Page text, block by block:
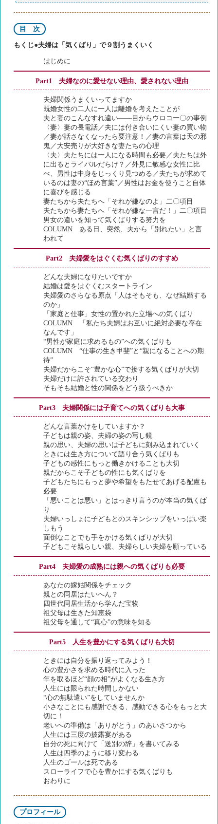
目 次
もくじ●夫婦は「気くばり」で９割うまくいく
はじめに
Part1 夫婦なのに愛せない理由、愛されない理由
夫婦関係うまくいってますか
既婚女性の二人に一人は離婚を考えたことが
夫と妻のこんなすれ違い——目からウロコ一〇の事例
〈妻〉妻の長電話／夫には付き合いにくい妻の買い物
／妻が話さなくなったら要注意！／妻の言葉は天の邪
鬼／大安売りが大好きな妻たちの心理
〈夫〉夫たちには一人になる時間も必要／夫たちは外
に出るとライバルだらけ？／外見に敏感な女性に比
べ、男性は中身をじっくり見つめる／夫たちが求めて
いるのは妻の“ほめ言葉”／男性はお金を使うこと自体
に喜びを感じる
妻たちから夫たちへ「それが嫌なのよ」二〇項目
夫たちから妻たちへ「それが嫌な一言だ！」二〇項目
男女の違いを知って気くばりする努力を
COLUMN ある日、突然、夫から「別れたい」と言
われて
Part2 夫婦愛をはぐくむ気くばりのすすめ
どんな夫婦になりたいですか
結婚は愛をはぐくむスタートライン
夫婦愛のさらなる原点「人はそもそも、なぜ結婚する
のか」
「家庭と仕事」女性の置かれた立場への気くばり
COLUMN 「私たち夫婦はお互いに絶対必要な存在
なんです」
“男性が家庭に求めるもの”への気くばりも
COLUMN “仕事の生き甲斐”と“親になることへの期
待”
夫婦だからこそ“豊かな心”で接する気くばりが大切
夫婦だけに許されている交わり
そもそも結婚と性の関係をどう扱うべきか
Part3 夫婦関係には子育てへの気くばりも大事
どんな言葉かけをしていますか？
子どもは親の姿、夫婦の姿の写し鏡
親の思い、夫婦の思いは子どもに刻み込まれていく
ときには生き方について語り合う気くばりも
子どもの感性にもっと働きかけることも大切
親だからこそ子どもの性にも気くばりを
子どもたちにもっと夢や希望をもたせてあげる配慮も
必要
「悪いことは悪い」とはっきり言うのが本当の気くば
り
夫婦いっしょに子どもとのスキンシップをいっぱい楽
しもう
面倒なことでも手をかける気くばりが大切
子どもこそ親らしい親、夫婦らしい夫婦を願っている
Part4 夫婦愛の成熟には親への気くばりも必要
あなたの嫁姑関係をチェック
親との同居はたいへん？
四世代同居生活から学んだ宝物
祖父母は生きた知恵袋
祖父母を通して“真心”の意味を知る
Part5 人生を豊かにする気くばりも大切
ときには自分を振り返ってみよう！
心の豊かさを求める時代に入った
年を取るほど“顔の相”がよくなる生き方
人生には限られた時間しかない
“心の無駄遣い”をしていませんか
小さなことにも感謝できる、感動できる心をもっと大
切に！
老いへの準備は「ありがとう」のあいさつから
人生には三度の披露宴がある
自分の死に向けて「送別の辞」を書いてみる
人生は四季のように移り変わる
人生のゴールは死である
スローライフで心を豊かにする気くばりも
おわりに
プロフィール